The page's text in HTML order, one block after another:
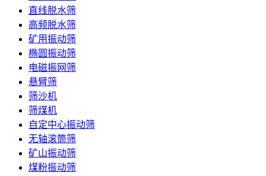
直线脱水筛
高频脱水筛
矿用振动筛
椭圆振动筛
电磁振网筛
悬臂筛
筛沙机
筛煤机
自定中心振动筛
无轴滚筒筛
矿山振动筛
煤粉振动筛